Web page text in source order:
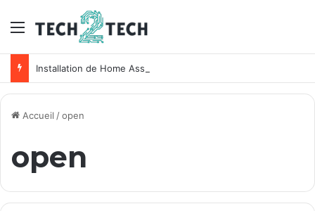
Menu
Installation de Home Assistant sur un NAS Synology
Accueil /open
open